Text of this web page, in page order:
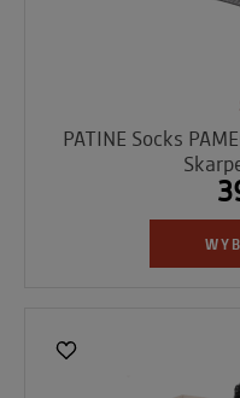
PATINE Socks